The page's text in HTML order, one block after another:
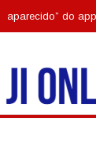
do app Joinville